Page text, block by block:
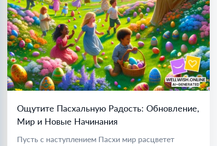
Ощутите Пасхальную Радость: Обновление,
Мир и Новые Начинания
Пусть с наступлением Пасхи мир расцветет